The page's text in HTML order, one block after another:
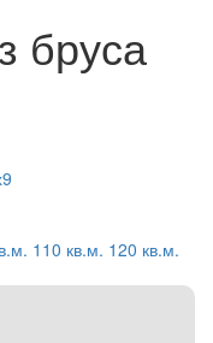
бруса
110 кв.м. 120 кв.м.